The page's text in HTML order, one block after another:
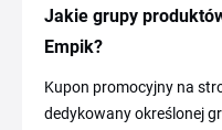
Jakie grupy
Empik?
Kupon promocyjny na
dedykowany określonej